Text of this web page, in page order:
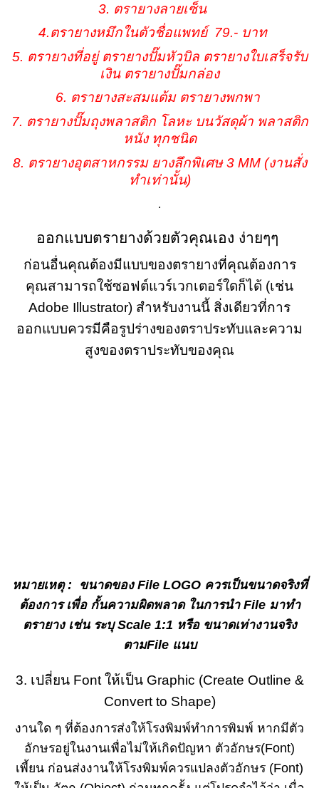
3. ตรายางลายเซ็น
4.ตรายางหมึกในตัวชื่อแพทย์ 79.- บาท
5. ตรายางที่อยู่ ตรายางปั๊มหัวบิล ตรายางใบเสร็จรับ
เงิน ตรายางปั๊มกล่อง
6. ตรายางสะสมแต้ม ตรายางพกพา
7. ตรายางปั๊มถุงพลาสติก โลหะ บนวัสดุผ้า พลาสติก
หนัง ทุกชนิด
8. ตรายางอุตสาหกรรม ยางลึกพิเศษ 3 MM (งานสั่ง
ทำเท่านั้น)
.
ออกแบบตรายางด้วยตัวคุณเอง ง่ายๆๆ
ก่อนอื่นคุณต้องมีแบบของตรายางที่คุณต้องการ
คุณสามารถใช้ซอฟต์แวร์เวกเตอร์ใดก็ได้ (เช่น
Adobe Illustrator) สำหรับงานนี้ สิ่งเดียวที่การ
ออกแบบควรมีคือรูปร่างของตราประทับและความ
สูงของตราประทับของคุณ
หมายเหตุ : ขนาดของ File LOGO ควรเป็นขนาดจริงที่
ต้องการ เพื่อ กั้นความผิดพลาด ในการนำ File มาทำ
ตรายาง เช่น ระบุ Scale 1:1 หรือ ขนาดเท่างานจริง
ตามFile แนบ
3. เปลี่ยน Font ให้เป็น Graphic (Create Outline &
Convert to Shape)
งานใด ๆ ที่ต้องการส่งให้โรงพิมพ์ทำการพิมพ์ หากมีตัว
อักษรอยู่ในงานเพื่อไม่ให้เกิดปัญหา ตัวอักษร(Font)
เพี้ยน ก่อนส่งงานให้โรงพิมพ์ควรแปลงตัวอักษร (Font)